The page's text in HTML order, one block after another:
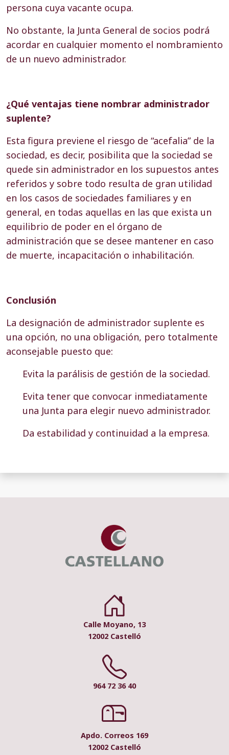
persona cuya vacante ocupa.
No obstante, la Junta General de socios podrá
acordar en cualquier momento el nombramiento
de un nuevo administrador.
¿Qué ventajas tiene nombrar administrador
suplente?
Esta figura previene el riesgo de “acefalia” de la
sociedad, es decir, posibilita que la sociedad se
quede sin administrador en los supuestos antes
referidos y sobre todo resulta de gran utilidad
en los casos de sociedades familiares y en
general, en todas aquellas en las que exista un
equilibrio de poder en el órgano de
administración que se desee mantener en caso
de muerte, incapacitación o inhabilitación.
Conclusión
La designación de administrador suplente es
una opción, no una obligación, pero totalmente
aconsejable puesto que:
Evita la parálisis de gestión de la sociedad.
Evita tener que convocar inmediatamente
una Junta para elegir nuevo administrador.
Da estabilidad y continuidad a la empresa.
Calle Moyano, 13
12002 Castelló
964 72 36 40
Apdo. Correos 169
12002 Castelló